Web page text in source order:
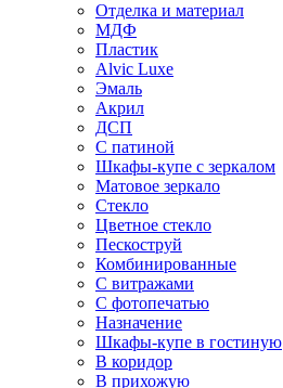
Отделка и материал
МДФ
Пластик
Alvic Luxe
Эмаль
Акрил
ДСП
С патиной
Шкафы-купе с зеркалом
Матовое зеркало
Стекло
Цветное стекло
Пескоструй
Комбинированные
С витражами
С фотопечатью
Назначение
Шкафы-купе в гостиную
В коридор
В прихожую